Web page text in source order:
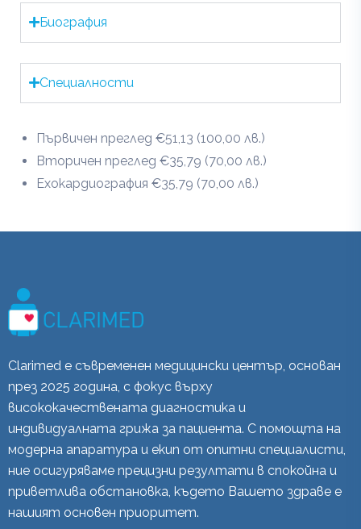
Биография
Специалности
Първичен преглед €51,13 (100,00 лв.)
Вторичен преглед €35,79 (70,00 лв.)
Ехокардиография €35,79 (70,00 лв.)
Clarimed е съвременен медицински център, основан
през 2025 година, с фокус върху
висококачествената диагностика и
индивидуалната грижа за пациента. С помощта на
модерна апаратура и екип от опитни специалисти,
ние осигуряваме прецизни резултати в спокойна и
приветлива обстановка, където Вашето здраве е
нашият основен приоритет.